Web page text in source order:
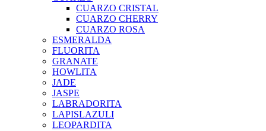
CUARZO CRISTAL
CUARZO CHERRY
CUARZO ROSA
ESMERALDA
FLUORITA
GRANATE
HOWLITA
JADE
JASPE
LABRADORITA
LAPISLAZULI
LEOPARDITA